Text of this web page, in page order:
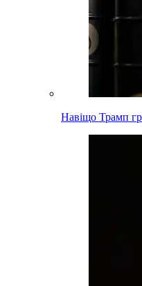
Навіщо Трамп